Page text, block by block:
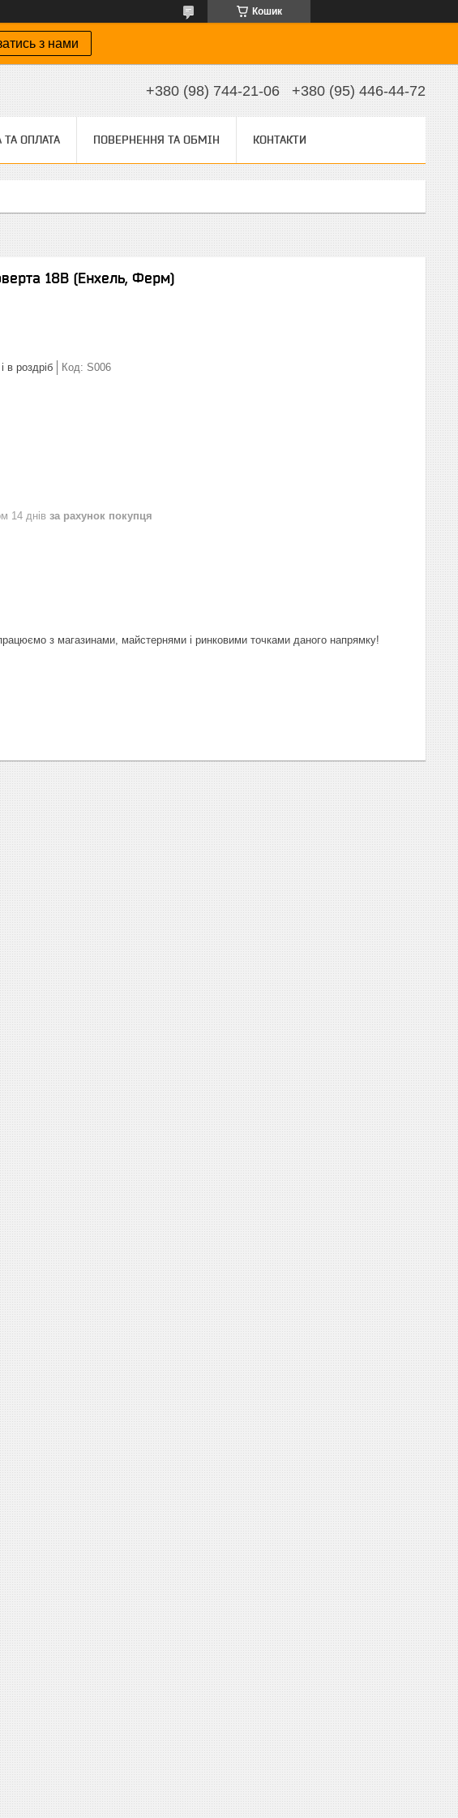
Кошик
з нами
+380 (98) 744-21-06 +380 (95) 446-44-72
ТА ОПЛАТА ПОВЕРНЕННЯ ТА ОБМІН КОНТАКТИ
18В (Енхель, Ферм)
в роздріб Код: S006
14 днів за рахунок покупця
з магазинами, майстернями і ринковими точками даного напрямку!